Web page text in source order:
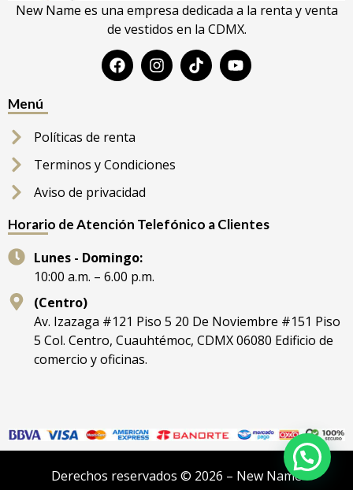
New Name es una empresa dedicada a la renta y venta
de vestidos en la CDMX.
Menú
Políticas de renta
Terminos y Condiciones
Aviso de privacidad
Horario de Atención Telefónico a Clientes
Lunes - Domingo:
10:00 a.m. – 6.00 p.m.
(Centro)
Av. Izazaga #121 Piso 5 20 De Noviembre #151 Piso
5 Col. Centro, Cuauhtémoc, CDMX 06080 Edificio de
comercio y oficinas.
Derechos reservados © 2026 – New Name